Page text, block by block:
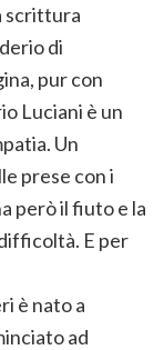
scrittura
di
pur con
Luciani è un
Un
prese con i
però il fiuto e la
E per
è nato a
ad